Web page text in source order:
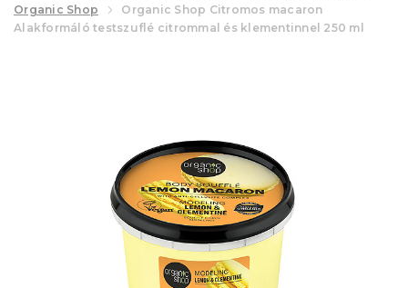
Organic Shop
Organic Shop Citromos macaron
Alakformáló testszuflé citrommal és klementinnel 250 ml